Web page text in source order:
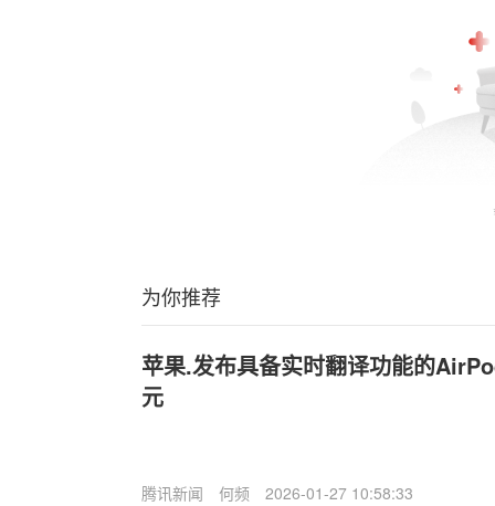
为你推荐
苹果.发布具备实时翻译功能的
元
腾讯新闻 何频 2026-01-27 10:58:33